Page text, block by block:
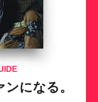
になる。